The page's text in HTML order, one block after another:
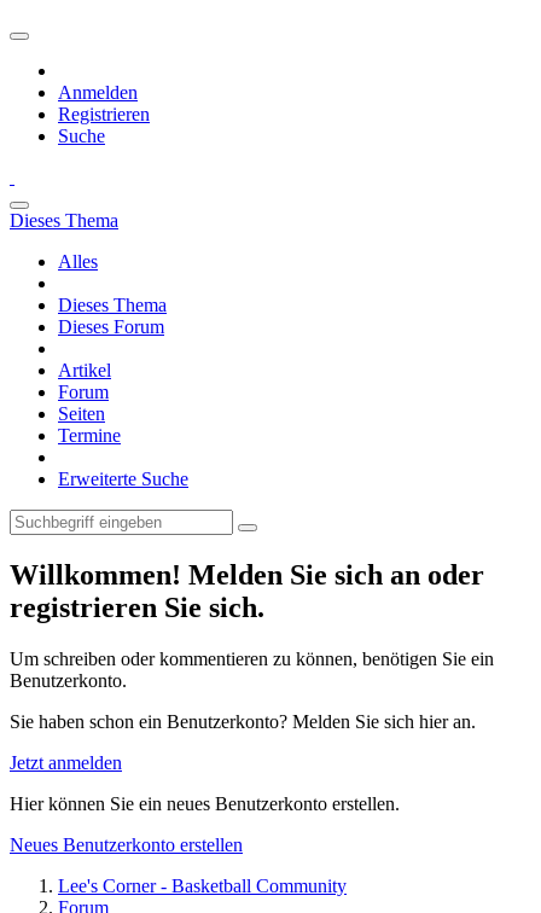
Anmelden
Registrieren
Suche
Dieses Thema
Alles
Dieses Thema
Dieses Forum
Artikel
Forum
Seiten
Termine
Erweiterte Suche
Willkommen! Melden Sie sich an oder
registrieren Sie sich.
Um schreiben oder kommentieren zu können, benötigen Sie ein
Benutzerkonto.
Sie haben schon ein Benutzerkonto? Melden Sie sich hier an.
Jetzt anmelden
Hier können Sie ein neues Benutzerkonto erstellen.
Neues Benutzerkonto erstellen
Lee's Corner - Basketball Community
Forum